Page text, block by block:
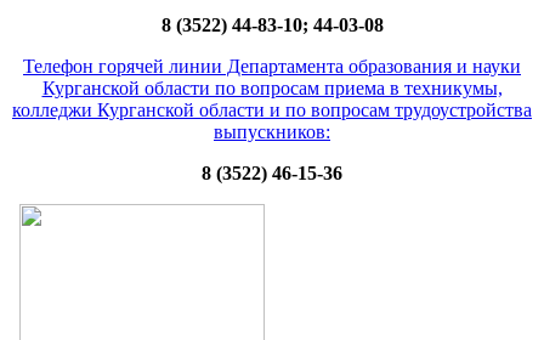
8 (3522) 44-83-10; 44-03-08
Телефон горячей линии Департамента образования и науки
Курганской области по вопросам приема в техникумы,
колледжи Курганской области и по вопросам трудоустройства
выпускников:
8 (3522) 46-15-36